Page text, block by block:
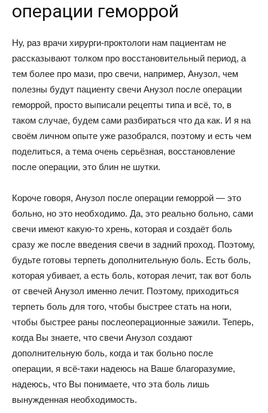
операции геморрой
Ну, раз врачи хирурги-проктологи нам пациентам не
рассказывают толком про восстановительный период, а
тем более про мази, про свечи, например, Анузол, чем
полезны будут пациенту свечи Анузол после операции
геморрой, просто выписали рецепты типа и всё, то, в
таком случае, будем сами разбираться что да как. И я на
своём личном опыте уже разобрался, поэтому и есть чем
поделиться, а тема очень серьёзная, восстановление
после операции, это блин не шутки.
Короче говоря, Анузол после операции геморрой — это
больно, но это необходимо. Да, это реально больно, сами
свечи имеют какую-то хрень, которая и создаёт боль
сразу же после введения свечи в задний проход. Поэтому,
будьте готовы терпеть дополнительную боль. Есть боль,
которая убивает, а есть боль, которая лечит, так вот боль
от свечей Анузол именно лечит. Поэтому, приходиться
терпеть боль для того, чтобы быстрее стать на ноги,
чтобы быстрее раны послеоперационные зажили. Теперь,
когда Вы знаете, что свечи Анузол создают
дополнительную боль, когда и так больно после
операции, я всё-таки надеюсь на Ваше благоразумие,
надеюсь, что Вы понимаете, что эта боль лишь
вынужденная необходимость.